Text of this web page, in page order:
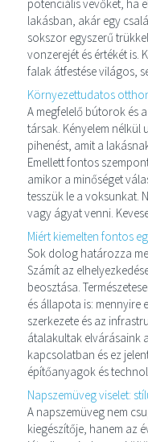
potenciális vevőket, ha
lakásban, akár egy
sokszor egyszerű
vonzerejét és értékét is.
falak átfestése világos,
Környezettudatos
A megfelelő bútorok és
társak. Kényelem nélkül
pihenést, amit a
Emellett fontos
amikor a minőséget
tesszük le a voksunkat.
vagy ágyat venni.
Miért kiemelten fontos
Sok dolog határozza
Számít az
beosztása.
és állapota is: mennyire
szerkezete és az
átalakultak elvárásaink
kapcsolatban és ez
építőanyagok és
Napszemüveg viselet:
A napszemüveg nem
kiegészítője, hanem az